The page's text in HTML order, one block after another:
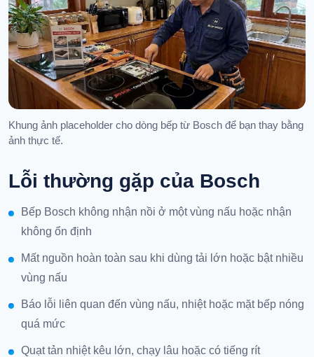
Khung ảnh placeholder cho dòng bếp từ Bosch để bạn thay bằng
ảnh thực tế.
Lỗi thường gặp của Bosch
Bếp Bosch không nhận nồi ở một vùng nấu hoặc nhận
không ổn định
Mất nguồn hoàn toàn sau khi dùng tải lớn hoặc bật nhiều
vùng nấu
Báo lỗi liên quan đến vùng nấu, nhiệt hoặc mặt bếp nóng
quá mức
Quạt tản nhiệt kêu lớn, chạy lâu hoặc có tiếng rít